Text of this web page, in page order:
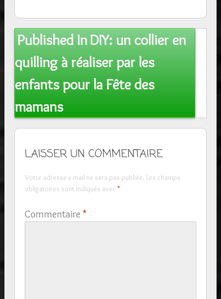
Post
navigation
Published InDIY: un collier en
quilling à réaliser par les
enfants pour la Fête des
mamans
LAISSER UN COMMENTAIRE
Votre adresse e-mail ne sera pas publiée. Les champs
obligatoires sont indiqués avec *
Commentaire *